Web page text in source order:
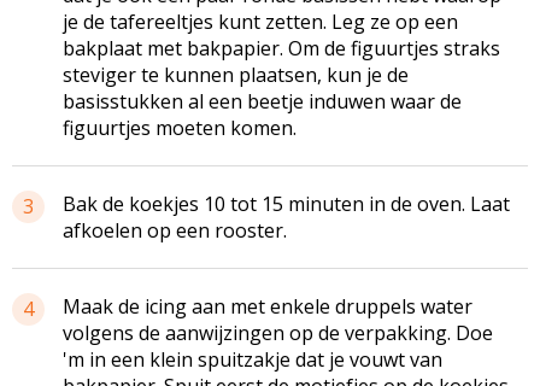
je de tafereeltjes kunt zetten. Leg ze op een
bakplaat met bakpapier. Om de figuurtjes straks
steviger te kunnen plaatsen, kun je de
basisstukken al een beetje induwen waar de
figuurtjes moeten komen.
3
Bak de koekjes 10 tot 15 minuten in de oven. Laat
afkoelen op een rooster.
4
Maak de icing aan met enkele druppels water
volgens de aanwijzingen op de verpakking. Doe
'm in een klein spuitzakje dat je vouwt van